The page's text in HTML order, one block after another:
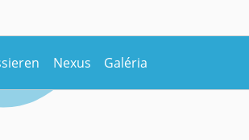
Nexus Galéria